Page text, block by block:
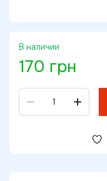
В наличии
170 грн